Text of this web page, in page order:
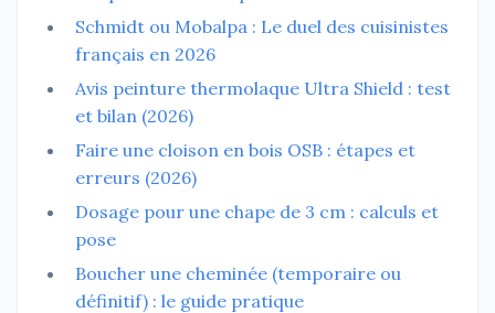
Schmidt ou Mobalpa : Le duel des cuisinistes
français en 2026
Avis peinture thermolaque Ultra Shield : test
et bilan (2026)
Faire une cloison en bois OSB : étapes et
erreurs (2026)
Dosage pour une chape de 3 cm : calculs et
pose
Boucher une cheminée (temporaire ou
définitif) : le guide pratique